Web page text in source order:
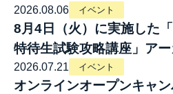
2026.08.06 イベント
8月4日（火）に実施した
特待生試験攻略講座」アー
2026.07.21 イベント
オンラインオープンキャン